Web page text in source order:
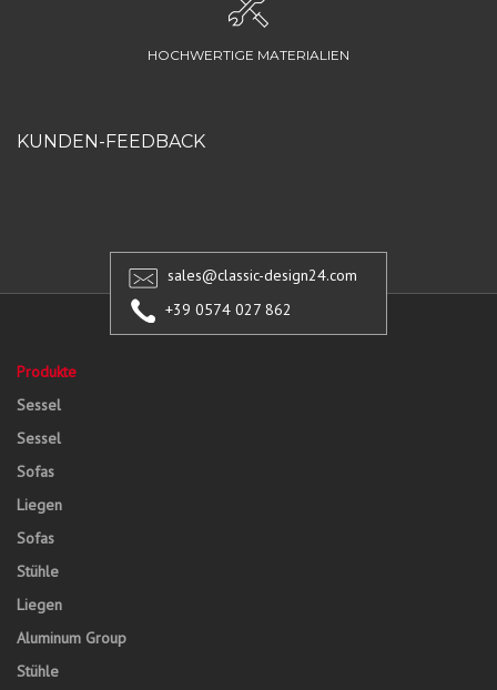
HOCHWERTIGE MATERIALIEN
KUNDEN-FEEDBACK
sales@classic-design24.com
+39 0574 027 862
Produkte
Sessel
Sessel
Sofas
Liegen
Sofas
Stühle
Liegen
Aluminum Group
Stühle